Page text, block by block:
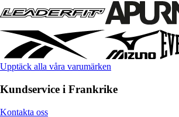
Upptäck alla våra varumärken
Kundservice i Frankrike
Kontakta oss